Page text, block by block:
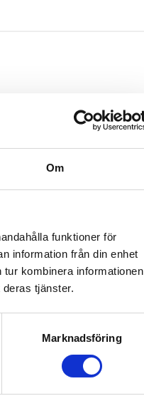
Om
funktioner för
information från din enhet
kombinera informationen
tjänster.
Marknadsföring